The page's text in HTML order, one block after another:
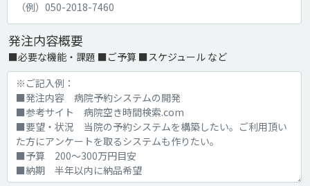
発注内容概要
■必要な機能・課題 ■ご予算 ■スケジュール など